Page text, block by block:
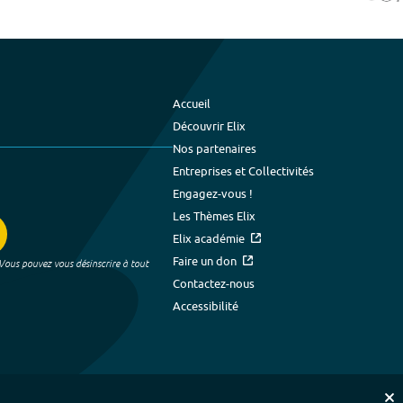
pouvez vous désinscrire à tout
Accueil
Découvrir Elix
Nos partenaires
Entreprises et Collectivités
Engagez-vous !
Les Thèmes Elix
Elix académie
Faire un don
Contactez-nous
Accessibilité